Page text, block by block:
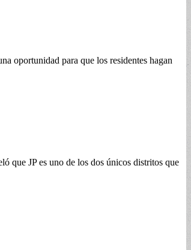
oportunidad para que los residentes hagan
que JP es uno de los dos únicos distritos que